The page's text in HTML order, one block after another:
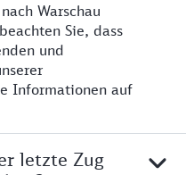
Warschau
Sie, dass
und
Informationen auf
letzte Zug